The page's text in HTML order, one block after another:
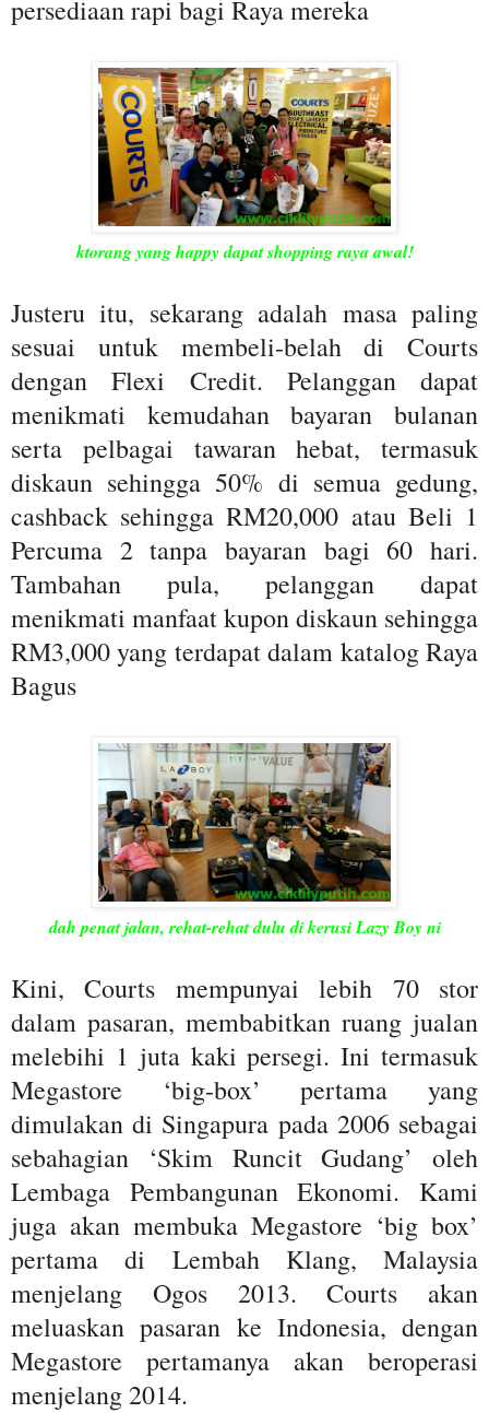
persediaan rapi bagi Raya mereka
ktorang yang happy dapat shopping raya awal!
Justeru itu, sekarang adalah masa paling
sesuai untuk membeli-belah di Courts
dengan Flexi Credit. Pelanggan dapat
menikmati kemudahan bayaran bulanan
serta pelbagai tawaran hebat, termasuk
diskaun sehingga 50% di semua gedung,
cashback sehingga RM20,000 atau Beli 1
Percuma 2 tanpa bayaran bagi 60 hari.
Tambahan pula, pelanggan dapat
menikmati manfaat kupon diskaun sehingga
RM3,000 yang terdapat dalam katalog Raya
Bagus
dah penat jalan, rehat-rehat dulu di kerusi Lazy Boy ni
Kini, Courts mempunyai lebih 70 stor
dalam pasaran, membabitkan ruang jualan
melebihi 1 juta kaki persegi. Ini termasuk
Megastore ‘big-box’ pertama yang
dimulakan di Singapura pada 2006 sebagai
sebahagian ‘Skim Runcit Gudang’ oleh
Lembaga Pembangunan Ekonomi. Kami
juga akan membuka Megastore ‘big box’
pertama di Lembah Klang, Malaysia
menjelang Ogos 2013. Courts akan
meluaskan pasaran ke Indonesia, dengan
Megastore pertamanya akan beroperasi
menjelang 2014.